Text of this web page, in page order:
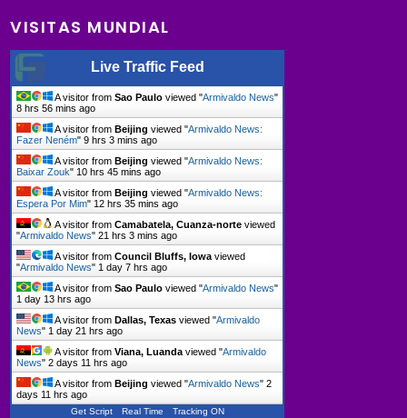
VISITAS MUNDIAL
Live Traffic Feed
A visitor fromSao Paulo viewed "Armivaldo News"
8 hrs 56 mins ago
A visitor fromBeijing viewed "Armivaldo News:
Fazer Neném"9 hrs 3 mins ago
A visitor fromBeijing viewed "Armivaldo News:
Baixar Zouk" 10 hrs 45 mins ago
A visitor fromBeijing viewed "Armivaldo News:
Espera Por Mim" 12 hrs 35 mins ago
A visitor fromCamabatela, Cuanza-norte viewed
"Armivaldo News"21 hrs 3 mins ago
A visitor fromCouncil Bluffs, Iowa viewed
"Armivaldo News" 1 day 7 hrs ago
A visitor fromSao Paulo viewed "Armivaldo News"
1 day 13 hrs ago
A visitor fromDallas, Texas viewed "Armivaldo
News" 1 day 21 hrs ago
A visitor fromViana, Luanda viewed "Armivaldo
News"2 days 11 hrs ago
A visitor fromBeijing viewed "Armivaldo News"2
days 11 hrs ago
Get Script Real Time Tracking ON